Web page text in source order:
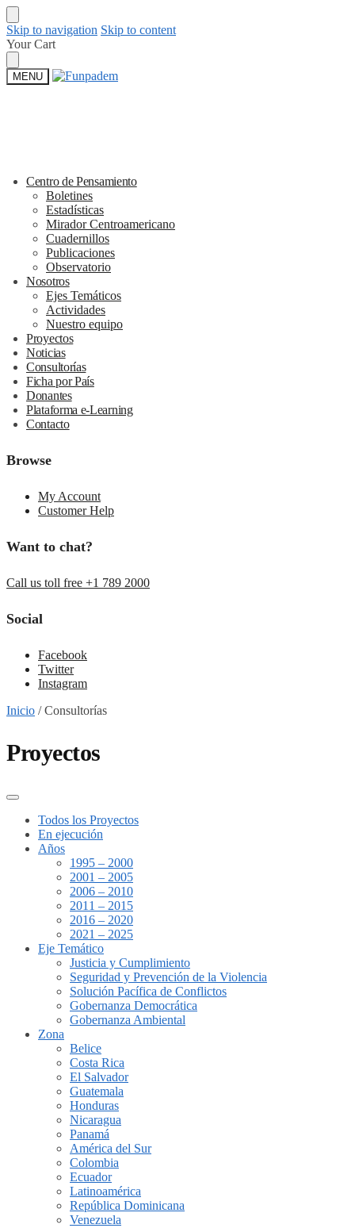
Skip to navigation Skip to content
Your Cart
MENU
Centro de Pensamiento
Boletines
Estadísticas
Mirador Centroamericano
Cuadernillos
Publicaciones
Observatorio
Nosotros
Ejes Temáticos
Actividades
Nuestro equipo
Proyectos
Noticias
Consultorías
Ficha por País
Donantes
Plataforma e-Learning
Contacto
Browse
My Account
Customer Help
Want to chat?
Call us toll free +1 789 2000
Social
Facebook
Twitter
Instagram
Inicio /Consultorías
Proyectos
Todos los Proyectos
En ejecución
Años
1995 – 2000
2001 – 2005
2006 – 2010
2011 – 2015
2016 – 2020
2021 – 2025
Eje Temático
Justicia y Cumplimiento
Seguridad y Prevención de la Violencia
Solución Pacífica de Conflictos
Gobernanza Democrática
Gobernanza Ambiental
Zona
Belice
Costa Rica
El Salvador
Guatemala
Honduras
Nicaragua
Panamá
América del Sur
Colombia
Ecuador
Latinoamérica
República Dominicana
Venezuela